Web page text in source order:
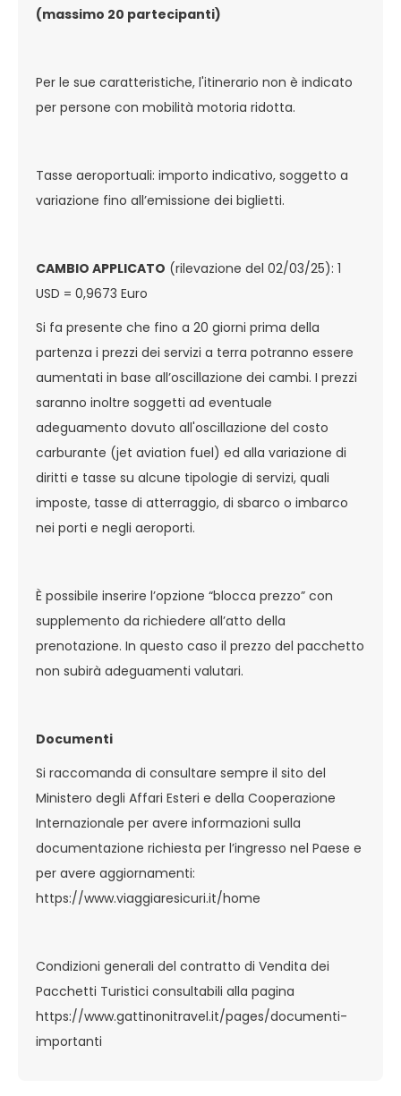
(massimo 20 partecipanti)
Per le sue caratteristiche, l'itinerario non è indicato
per persone con mobilità motoria ridotta.
Tasse aeroportuali: importo indicativo, soggetto a
variazione fino all’emissione dei biglietti.
CAMBIO APPLICATO (rilevazione del 02/03/25): 1
USD = 0,9673 Euro
Si fa presente che fino a 20 giorni prima della
partenza i prezzi dei servizi a terra potranno essere
aumentati in base all’oscillazione dei cambi. I prezzi
saranno inoltre soggetti ad eventuale
adeguamento dovuto all'oscillazione del costo
carburante (jet aviation fuel) ed alla variazione di
diritti e tasse su alcune tipologie di servizi, quali
imposte, tasse di atterraggio, di sbarco o imbarco
nei porti e negli aeroporti.
È possibile inserire l’opzione “blocca prezzo” con
supplemento da richiedere all’atto della
prenotazione. In questo caso il prezzo del pacchetto
non subirà adeguamenti valutari.
Documenti
Si raccomanda di consultare sempre il sito del
Ministero degli Affari Esteri e della Cooperazione
Internazionale per avere informazioni sulla
documentazione richiesta per l’ingresso nel Paese e
per avere aggiornamenti:
https://www.viaggiaresicuri.it/home
Condizioni generali del contratto di Vendita dei
Pacchetti Turistici consultabili alla pagina
https://www.gattinonitravel.it/pages/documenti-
importanti